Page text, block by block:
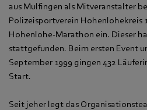
aus Mulfingen als Mitveranstalter
Polizeisportverein Hohenlohekreis
Hohenlohe-Marathon ein. Dieser
stattgefunden. Beim ersten Event
September 1999 gingen 432
Start.
Seit jeher legt das